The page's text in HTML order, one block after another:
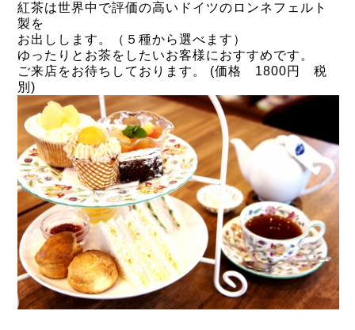
紅茶は世界中で評価の高いドイツのロンネフェルト
製を
お出しします。（５種から選べます）
ゆったりとお茶をしたいお客様におすすめです。
ご来店をお待ちしております。 (価格 1800円 税
別)